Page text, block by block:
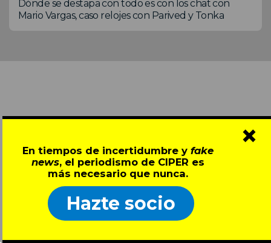
En tiempos de incertidumbre y fake
news, el periodismo de CIPER es
más necesario que nunca.
Hazte socio
×
Dónde se destapa con todo es con los chat con
Mario Vargas, caso relojes con Parived y Tonka
¿Algo que agregar?
* NOMBRE
Debe contener sólo valores alfabéticos
* EMAIL (NO SERÁ PUBLICADO)